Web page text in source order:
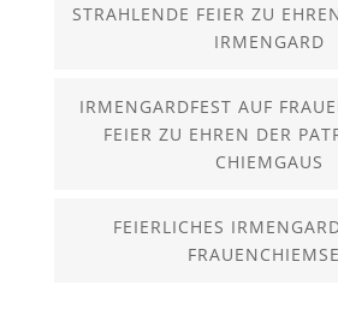
STRAHLENDE FEIER ZU
IRMENGARD
IRMENGARDFEST AUF
FEIER ZU EHREN DER
CHIEMGAUS
FEIERLICHES